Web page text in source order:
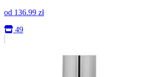
od 136.99 zł
49